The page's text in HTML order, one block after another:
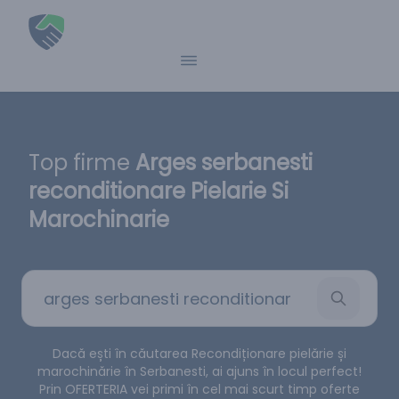
Top firme Arges serbanesti
reconditionare Pielarie Si
Marochinarie
Dacă ești în căutarea Recondiționare pielărie și
marochinărie în Serbanesti, ai ajuns în locul perfect!
Prin OFERTERIA vei primi în cel mai scurt timp oferte